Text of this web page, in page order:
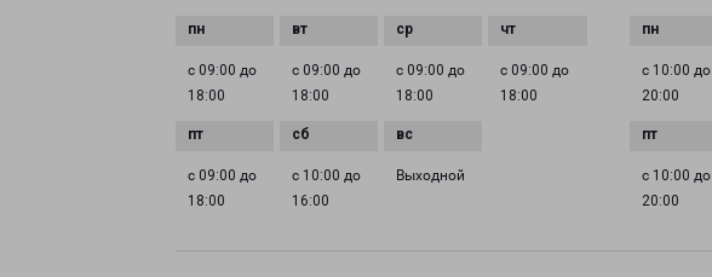
с 09:00 до
18:00
с 09:00 до
18:00
с 09:00 до
18:00
с 09:00 до
18:00
с 09:00 до
18:00
с 10:00 до
16:00
Выходной
с 10:00 до
20:00
с 10:00 до
20:00